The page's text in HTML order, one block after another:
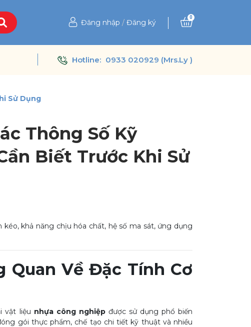
Đăng nhập / Đăng ký
0
Hotline: 0933 020929 (Mrs.Ly )
Sử Dụng
Thông Số Kỹ
Biết Trước Khi Sử
kéo, khả năng chịu hóa chất, hệ số ma sát, ứng dụng
Quan Về Đặc Tính Cơ
vật liệu nhựa công nghiệpđược sử dụng phổ biến
gói thực phẩm, chế tạo chi tiết kỹ thuật và nhiều